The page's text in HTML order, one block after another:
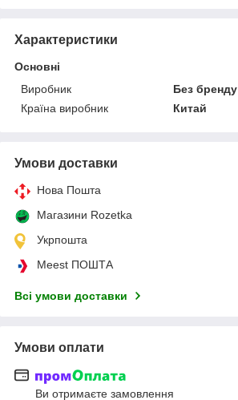
Характеристики
Основні
Виробник
Без бренду
Країна виробник
Китай
Умови доставки
Нова Пошта
Магазини Rozetka
Укрпошта
Meest ПОШТА
Всі умови доставки
Умови оплати
Ви отримаєте замовлення